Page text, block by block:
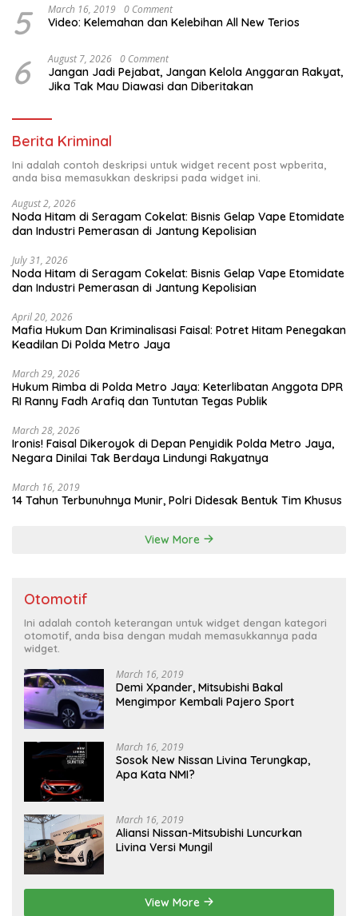
5 March 16, 2019 0 Comment
Video: Kelemahan dan Kelebihan All New Terios
6 August 7, 2026 0 Comment
Jangan Jadi Pejabat, Jangan Kelola Anggaran Rakyat,
Jika Tak Mau Diawasi dan Diberitakan
Berita Kriminal
Ini adalah contoh deskripsi untuk widget recent post wpberita,
anda bisa memasukkan deskripsi pada widget ini.
August 2, 2026
Noda Hitam di Seragam Cokelat: Bisnis Gelap Vape Etomidate
dan Industri Pemerasan di Jantung Kepolisian
July 31, 2026
Noda Hitam di Seragam Cokelat: Bisnis Gelap Vape Etomidate
dan Industri Pemerasan di Jantung Kepolisian
April 20, 2026
Mafia Hukum Dan Kriminalisasi Faisal: Potret Hitam Penegakan
Keadilan Di Polda Metro Jaya
March 29, 2026
Hukum Rimba di Polda Metro Jaya: Keterlibatan Anggota DPR
RI Ranny Fadh Arafiq dan Tuntutan Tegas Publik
March 28, 2026
Ironis! Faisal Dikeroyok di Depan Penyidik Polda Metro Jaya,
Negara Dinilai Tak Berdaya Lindungi Rakyatnya
March 16, 2019
14 Tahun Terbunuhnya Munir, Polri Didesak Bentuk Tim Khusus
View More
Otomotif
Ini adalah contoh keterangan untuk widget dengan kategori
otomotif, anda bisa dengan mudah memasukkannya pada
widget.
March 16, 2019
Demi Xpander, Mitsubishi Bakal
Mengimpor Kembali Pajero Sport
March 16, 2019
Sosok New Nissan Livina Terungkap,
Apa Kata NMI?
March 16, 2019
Aliansi Nissan-Mitsubishi Luncurkan
Livina Versi Mungil
View More